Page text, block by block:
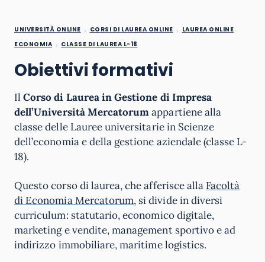
UNIVERSITÀ ONLINE CORSI DI LAUREA ONLINE
LAUREA ONLINE
ECONOMIA
CLASSE DI LAUREA L-18
Obiettivi formativi
IlCorso di Laurea in Gestione di Impresa
dell’Università Mercatorumappartiene alla
classe delle Lauree universitarie in Scienze
dell’economia e della gestione aziendale (classe L-
18).
Questo corso di laurea, che afferisce alla Facoltà
di Economia Mercatorum, si divide in diversi
curriculum: statutario, economico digitale,
marketing e vendite, management sportivo e ad
indirizzo immobiliare, maritime logistics.